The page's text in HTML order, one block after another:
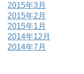
2015年3月
2015年2月
2015年1月
2014年12月
2014年7月